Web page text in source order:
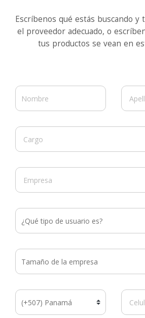
Escríbenos qué estás buscando y
el proveedor adecuado, o
tus productos se vean en